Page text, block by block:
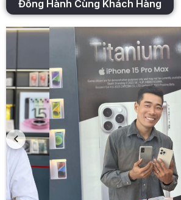
viếtĐồng Hành Cùng Khách Hàng